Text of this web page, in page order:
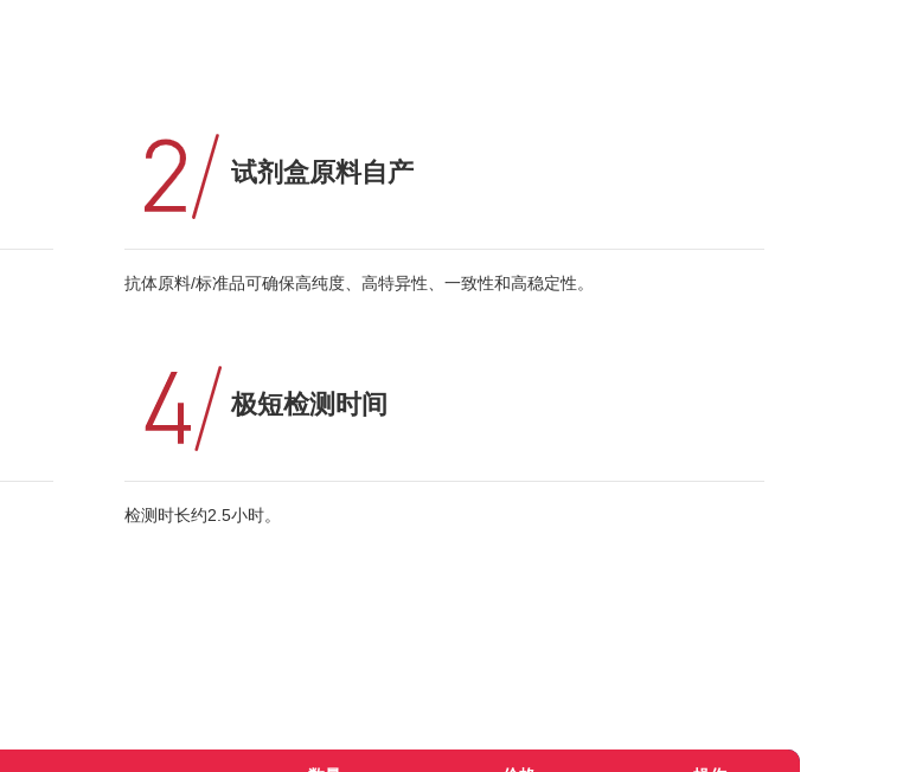
试剂盒原料自产
抗体原料/标准品可确保高纯度、高特异性、一致性和高稳定性。
极短检测时间
检测时长约2.5小时。